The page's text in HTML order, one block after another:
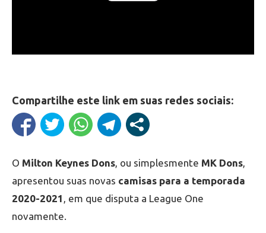
Compartilhe este link em suas redes sociais:
O Milton Keynes Dons, ou simplesmente MK Dons,
apresentou suas novas camisas para a temporada
2020-2021 , em que disputa a League One
novamente.